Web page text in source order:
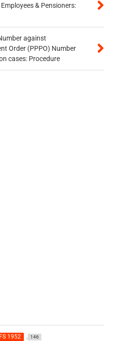
& Pensioners:
against
Order (PPPO) Number
cases: Procedure
1952 146